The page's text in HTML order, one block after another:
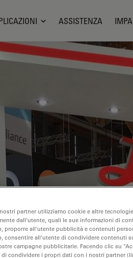
ASSISTENZA
partner utilizziamo cookie e altre
dall'utente, quali le sue informazioni di
proporre all'utente pubblicità e contenuti
consentire all'utente di condividere contenuti
campagne pubblicitarie. Facendo clic su
di condividere i propri dati con i nostri partner